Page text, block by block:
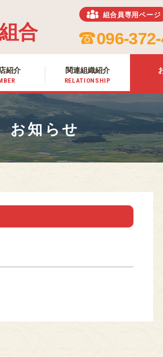
合
組合員専用ページ
096-
紹介 関連組織紹介
RELATIONSHIP
お知らせ
HOME
組合加入のメリット
MERIT
加盟店紹介
MEMBER
関連組織紹介
RELATIONSHIP
お知らせ